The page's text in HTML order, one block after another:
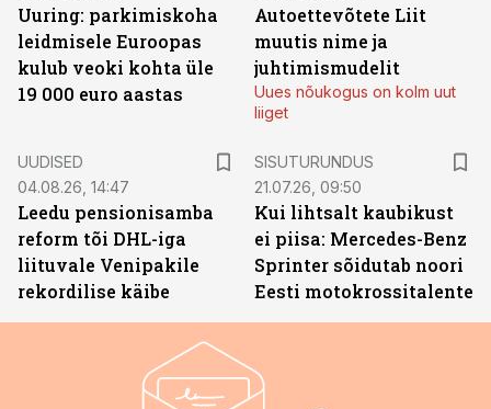
Uuring: parkimiskoha
leidmisele Euroopas
kulub veoki kohta üle
19 000 euro aastas
Autoettevõtete Liit
muutis nime ja
juhtimismudelit
Uues nõukogus on kolm uut
liiget
UUDISED
04.08.26, 14:47
Leedu pensionisamba
reform tõi DHL-iga
liituvale Venipakile
rekordilise käibe
SISUTURUNDUS
21.07.26, 09:50
Kui lihtsalt kaubikust
ei piisa: Mercedes-Benz
Sprinter sõidutab noori
Eesti motokrossitalente